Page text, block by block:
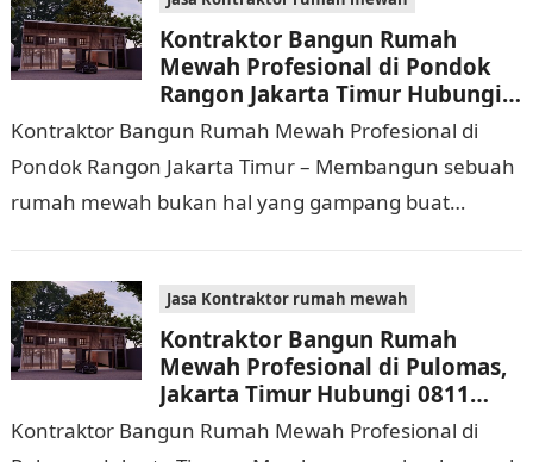
Kontraktor Bangun Rumah
Mewah Profesional di Pondok
Rangon Jakarta Timur Hubungi
0811 9933 588
Kontraktor Bangun Rumah Mewah Profesional di
Pondok Rangon Jakarta Timur – Membangun sebuah
rumah mewah bukan hal yang gampang buat
Jasa Kontraktor rumah mewah
Kontraktor Bangun Rumah
Mewah Profesional di Pulomas,
Jakarta Timur Hubungi 0811
9933 588
Kontraktor Bangun Rumah Mewah Profesional di